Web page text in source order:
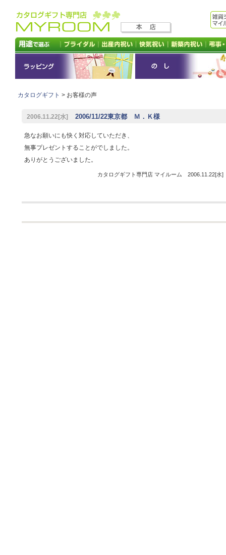
カタログギフト > お客様の声
2006.11.22[水] 2006/11/22東京都 Ｍ．Ｋ様
急なお願いにも快く対応していただき、
無事プレゼントすることがでしました。
ありがとうございました。
カタログギフト専門店 マイルーム 2006.11.22[